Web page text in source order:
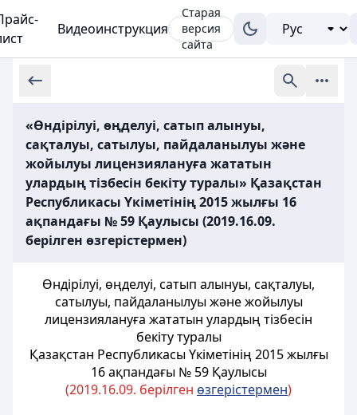
Видеоинструкция
Старая
версия
сайта
«Өндірілуі, өңделуі, сатып алынуы,
сақталуы, сатылуы, пайдаланылуы және
жойылуы лицензиялануға жататын
улардың тізбесін бекіту туралы» Қазақстан
Республикасы Үкіметінің 2015 жылғы 16
ақпандағы № 59 Қаулысы (2019.16.09.
берілген өзгерістермен)
Өндірілуі, өңделуі, сатып алынуы, сақталуы,
сатылуы, пайдаланылуы және жойылуы
лицензиялануға жататын улардың тізбесін
бекіту туралы
Қазақстан Республикасы Үкіметінің 2015 жылғы
16 ақпандағы № 59 Қаулысы
(2019.16.09. берілген өзгерістермен)